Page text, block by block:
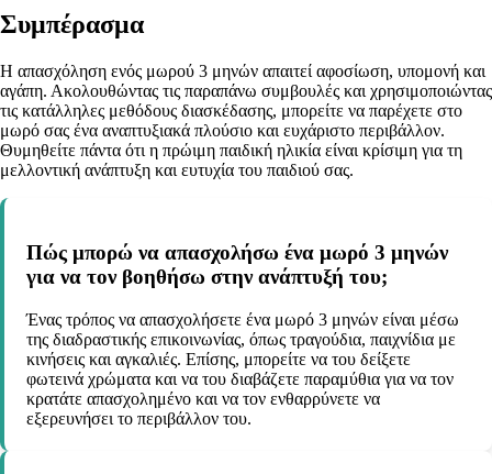
Συμπέρασμα
Η απασχόληση ενός μωρού 3 μηνών απαιτεί αφοσίωση, υπομονή και
αγάπη. Ακολουθώντας τις παραπάνω συμβουλές και χρησιμοποιώντας
τις κατάλληλες μεθόδους διασκέδασης, μπορείτε να παρέχετε στο
μωρό σας ένα αναπτυξιακά πλούσιο και ευχάριστο περιβάλλον.
Θυμηθείτε πάντα ότι η πρώιμη παιδική ηλικία είναι κρίσιμη για τη
μελλοντική ανάπτυξη και ευτυχία του παιδιού σας.
Πώς μπορώ να απασχολήσω ένα μωρό 3 μηνών
για να τον βοηθήσω στην ανάπτυξή του;
Ένας τρόπος να απασχολήσετε ένα μωρό 3 μηνών είναι μέσω
της διαδραστικής επικοινωνίας, όπως τραγούδια, παιχνίδια με
κινήσεις και αγκαλιές. Επίσης, μπορείτε να του δείξετε
φωτεινά χρώματα και να του διαβάζετε παραμύθια για να τον
κρατάτε απασχολημένο και να τον ενθαρρύνετε να
εξερευνήσει το περιβάλλον του.